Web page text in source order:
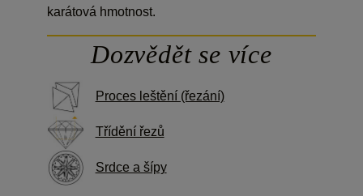
karátová hmotnost.
Dozvědět se více
Proces leštění (řezání)
Třídění řezů
Srdce a šípy